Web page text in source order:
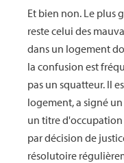
Et bien non. Le plus
reste celui des
dans un logement
la confusion est
pas un squatteur. Il
logement, a signé
un titre d'occupation
par décision de
résolutoire